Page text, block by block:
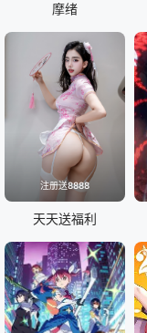
摩绪
注册送8888
天天送福利